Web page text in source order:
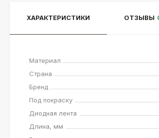
ХАРАКТЕРИСТИКИ ОТЗЫВЫ
Материал
Страна
Бренд
Под покраску
Диодная лента
Длина, мм